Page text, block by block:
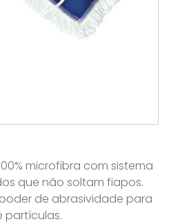
microfibra com sistema
que não soltam fiapos.
de abrasividade para
partículas.